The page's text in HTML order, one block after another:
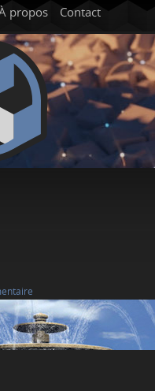
propos Contact